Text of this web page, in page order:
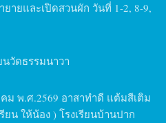
ายและเปิดสวนผัก วันที่ 1-2, 8-9,
นวัดธรรมนาวา
ม พ.ศ.2569 อาสาทำดี แต้มสีเติม
น ให้น้อง ) โรงเรียนบ้านปาก